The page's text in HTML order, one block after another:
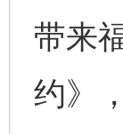
带来
约》